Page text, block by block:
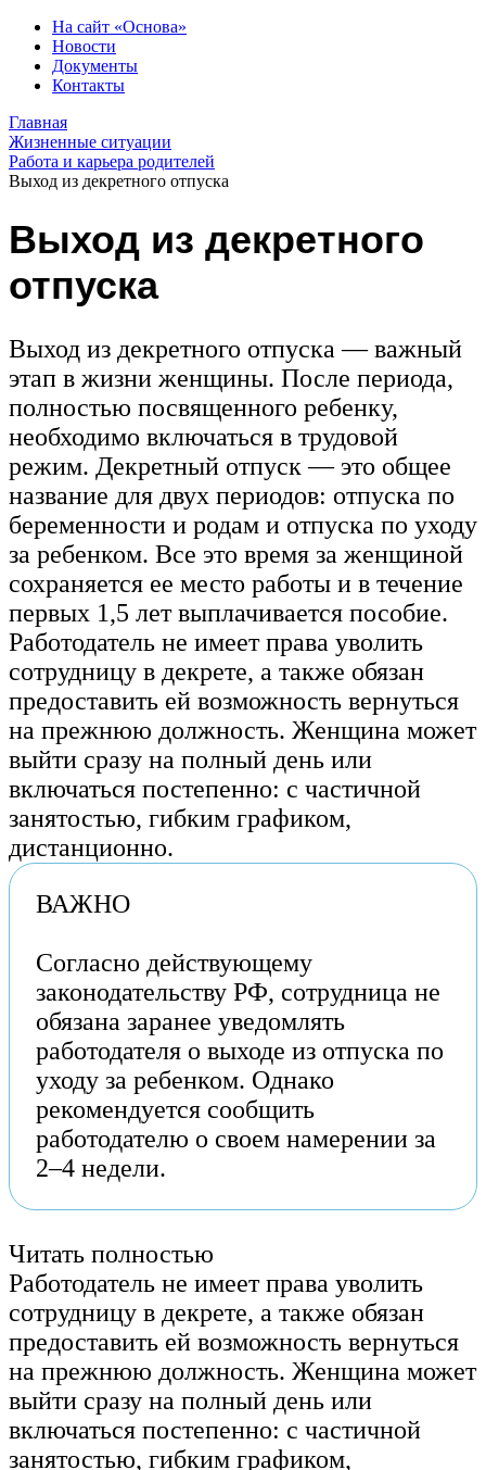
На сайт «Основа»
Новости
Документы
Контакты
Главная
Жизненные ситуации
Работа и карьера родителей
Выход из декретного отпуска
Выход из декретного
отпуска
Выход из декретного отпуска — важный
этап в жизни женщины. После периода,
полностью посвященного ребенку,
необходимо включаться в трудовой
режим. Декретный отпуск — это общее
название для двух периодов: отпуска по
беременности и родам и отпуска по уходу
за ребенком. Все это время за женщиной
сохраняется ее место работы и в течение
первых 1,5 лет выплачивается пособие.
Работодатель не имеет права уволить
сотрудницу в декрете, а также обязан
предоставить ей возможность вернуться
на прежнюю должность. Женщина может
выйти сразу на полный день или
включаться постепенно: с частичной
занятостью, гибким графиком,
дистанционно.
ВАЖНО
Согласно действующему
законодательству РФ, сотрудница не
обязана заранее уведомлять
работодателя о выходе из отпуска по
уходу за ребенком. Однако
рекомендуется сообщить
работодателю о своем намерении за
2–4 недели.
Читать полностью
Работодатель не имеет права уволить
сотрудницу в декрете, а также обязан
предоставить ей возможность вернуться
на прежнюю должность. Женщина может
выйти сразу на полный день или
включаться постепенно: с частичной
занятостью, гибким графиком,